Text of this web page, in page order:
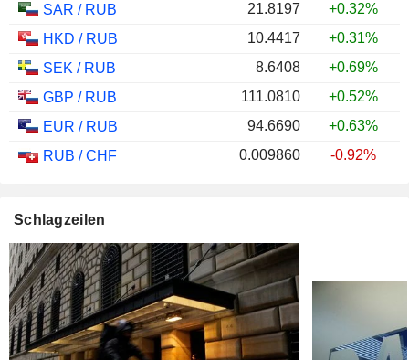
SAR / RUB 21.8197
+0.32%
HKD / RUB 10.4417
+0.31%
SEK / RUB 8.6408
+0.69%
GBP / RUB 111.0810
+0.52%
EUR / RUB 94.6690
+0.63%
RUB /CHF 0.009860 -0.92%
Schlagzeilen